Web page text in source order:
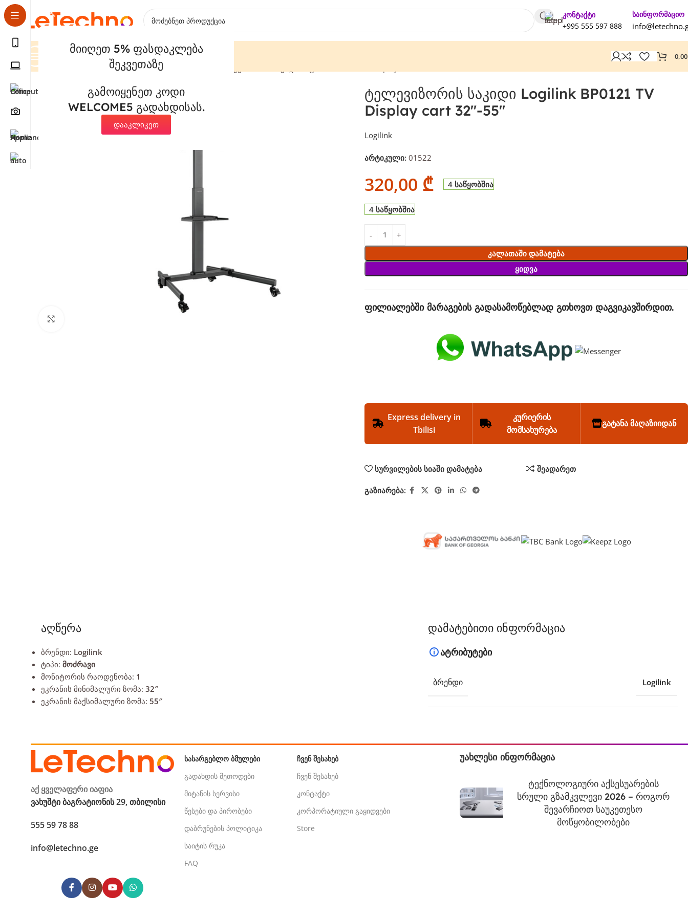
მიიღეთ 5% ფასდაკლება
შეკვეთაზე
გამოიყენეთ კოდი
WELCOME5 გადახდისას.
დააკლიკეთ
კონტაქტი
+995 555 597 888
საინფორმაციო
Კატეგორიები
მთავარი კომპიუტერული ტექნიკა
ტელევიზორის საკიდი Logilink BP0121 TV
Display cart 32"-55"
Logilink
არტიკული: 01522
320,00 ₾ 4 საწყობშია
4 საწყობშია
Კალათაში Დამატება
Ყიდვა
ფილიალებში მარაგების გადასამოწებლად გთხოვთ დაგვიკავშირდით.
Express delivery in
Tbilisi
კურიერის
მომსახურება
გატანა მაღაზიიდან
სურვილების სიაში დამატება შეადარეთ
გაზიარება:
აღწერა
ბრენდი: Logilink
ტიპი: მოძრავი
მონიტორის რაოდენობა: 1
ეკრანის მინიმალური ზომა: 32″
ეკრანის მაქსიმალური ზომა: 55″
დამატებითი ინფორმაცია
ატრიბუტები
ᲑᲠᲔᲜᲓᲘ Logilink
აქ ყველაფერი იაფია
ვახუშტი ბაგრატიონის 29, თბილისი
555 59 78 88
info@letechno.ge
ᲡᲐᲡᲐᲠᲒᲔᲑᲚᲝ ᲑᲛᲣᲚᲔᲑᲘ
გადახდის მეთოდები
მიტანის სერვისი
წესები და პირობები
დაბრუნების პოლიტიკა
საიტის რუკა
FAQ
ᲩᲕᲔᲜ ᲨᲔᲡᲐᲮᲔᲑ
ჩვენ შესახებ
კონტაქტი
კორპორატიული გაყიდვები
Store
უახლესი ინფორმაცია
ტექნოლოგიური აქსესუარების
სრული გზამკვლევი 2026 – როგორ
შევარჩიოთ საუკეთესო
მოწყობილობები